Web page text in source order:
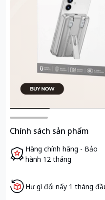
Chính sách sản phẩm
Hàng chính hãng - Bảo
hành 12 tháng
Hư gì đổi nấy 1 tháng